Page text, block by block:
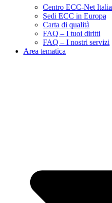
Centro ECC-Net Italia
Sedi ECC in Europa
Carta di qualità
FAQ – I tuoi diritti
FAQ – I nostri servizi
Area tematica